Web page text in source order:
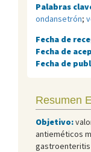
Palabras
ondansetrón;
Fecha de
Fecha de
Fecha de
Resumen
Objetivo:
antieméticos
gastroenteritis